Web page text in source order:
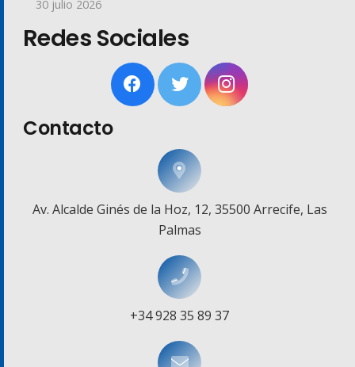
30 julio 2026
Redes Sociales
Contacto
Av. Alcalde Ginés de la Hoz, 12, 35500 Arrecife, Las
Palmas
+34 928 35 89 37